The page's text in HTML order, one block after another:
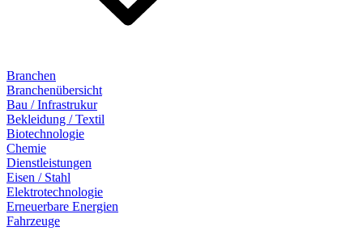
Branchen
Branchenübersicht
Bau / Infrastrukur
Bekleidung / Textil
Biotechnologie
Chemie
Dienstleistungen
Eisen / Stahl
Elektrotechnologie
Erneuerbare Energien
Fahrzeuge